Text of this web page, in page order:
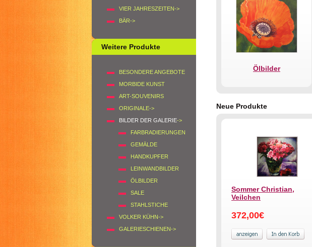
VIER JAHRESZEITEN->
BÄR->
Weitere Produkte
BESONDERE ANGEBOTE
MORBIDE KUNST
ART-SOUVENIRS
ORIGINALE->
BILDER DER GALERIE->
FARBRADIERUNGEN
GEMÄLDE
HANDKUPFER
LEINWANDBILDER
ÖLBILDER
SALE
STAHLSTICHE
VOLKER KÜHN->
GALERIESCHIENEN->
Ölbilder
Neue Produkte
Sommer Christian,
Veilchen
372,00€